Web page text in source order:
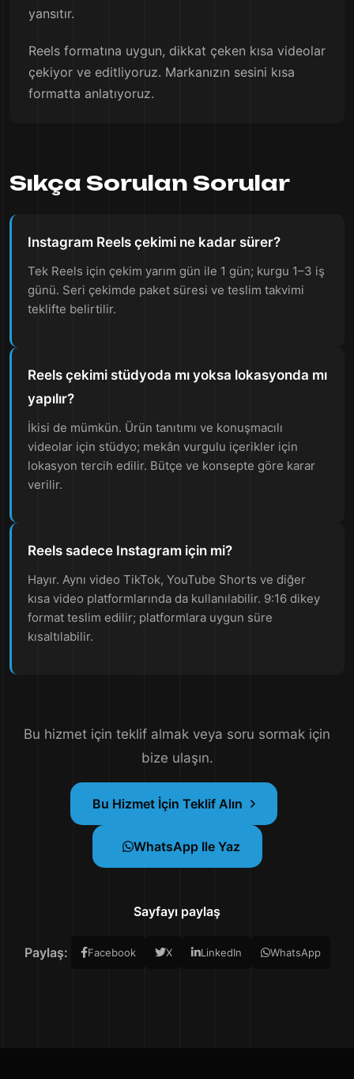
yansıtır.
Reels formatına uygun, dikkat çeken kısa videolar
çekiyor ve editliyoruz. Markanızın sesini kısa
formatta anlatıyoruz.
Sıkça Sorulan Sorular
Instagram Reels çekimi ne kadar sürer?
Tek Reels için çekim yarım gün ile 1 gün; kurgu 1–3 iş
günü. Seri çekimde paket süresi ve teslim takvimi
teklifte belirtilir.
Reels çekimi stüdyoda mı yoksa lokasyonda mı
yapılır?
İkisi de mümkün. Ürün tanıtımı ve konuşmacılı
videolar için stüdyo; mekân vurgulu içerikler için
lokasyon tercih edilir. Bütçe ve konsepte göre karar
verilir.
Reels sadece Instagram için mi?
Hayır. Aynı video TikTok, YouTube Shorts ve diğer
kısa video platformlarında da kullanılabilir. 9:16 dikey
format teslim edilir; platformlara uygun süre
kısaltılabilir.
Bu hizmet için teklif almak veya soru sormak için
bize ulaşın.
Bu Hizmet İçin Teklif Alın
WhatsApp Ile Yaz
Sayfayı paylaş
Paylaş: Facebook X LinkedIn WhatsApp